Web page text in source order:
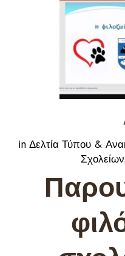
in Δελτία Τύπου &
Σχολείων